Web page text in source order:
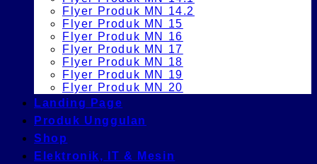
Flyer Produk MN 14.2
Flyer Produk MN 15
Flyer Produk MN 16
Flyer Produk MN 17
Flyer Produk MN 18
Flyer Produk MN 19
Flyer Produk MN 20
Landing Page
Produk Unggulan
Shop
Elektronik, IT & Mesin